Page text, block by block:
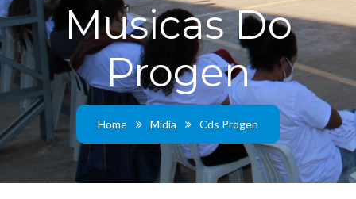
Musicas Do
Progen
Home Mídia Cds Progen